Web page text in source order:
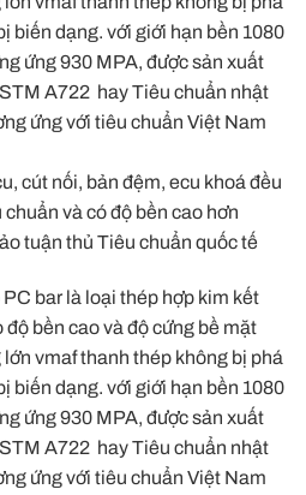
biến dạng. với giới hạn bền 1080
ứng 930 MPA, được sản xuất
A722 hay Tiêu chuẩn nhật
ứng với tiêu chuẩn Việt Nam
cút nối, bản đệm, ecu khoá đều
và có độ bền cao hơn
tuận thủ Tiêu chuẩn quốc tế
bar là loại thép hợp kim kết
bền cao và độ cứng bề mặt
vmaf thanh thép không bị phá
biến dạng. với giới hạn bền 1080
ứng 930 MPA, được sản xuất
A722 hay Tiêu chuẩn nhật
ứng với tiêu chuẩn Việt Nam